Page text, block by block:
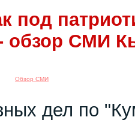
под
СМИ
Обзор СМИ
дел по